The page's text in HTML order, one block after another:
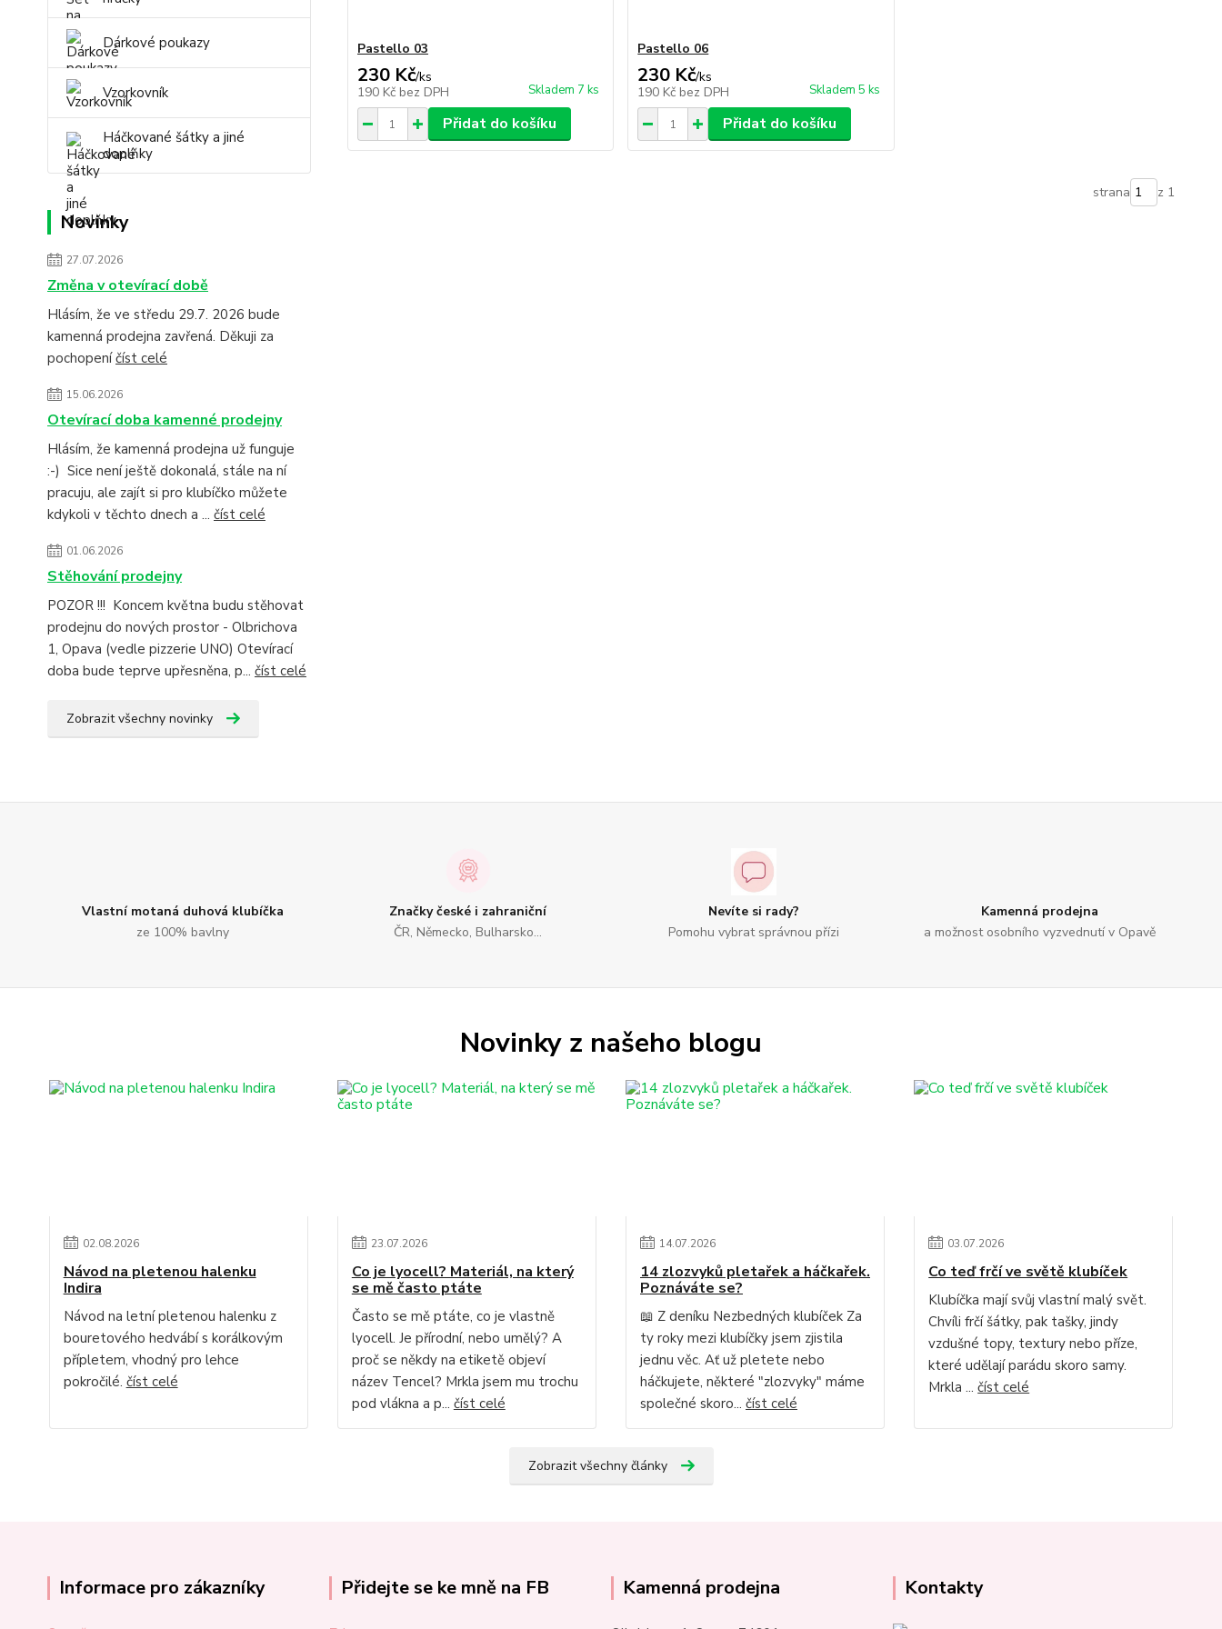
Dárkové poukazy
Vzorkovník
Háčkované šátky a jiné
doplňky
Novinky
27.07.2026
Změna v otevírací době
Hlásím, že ve středu 29.7. 2026 bude
kamenná prodejna zavřená. Děkuji za
pochopeníčíst celé
15.06.2026
Otevírací doba kamenné prodejny
Hlásím, že kamenná prodejna už funguje
:-) Sice není ještě dokonalá, stále na ní
pracuju, ale zajít si pro klubíčko můžete
kdykoli v těchto dnech a ... číst celé
01.06.2026
Stěhování prodejny
POZOR !!! Koncem května budu stěhovat
prodejnu do nových prostor - Olbrichova
1, Opava (vedle pizzerie UNO) Otevírací
doba bude teprve upřesněna, p... číst celé
Zobrazit všechny novinky
Pastello 03
230 Kč/ks
190 Kč bez DPH Skladem 7 ks
Přidat do košíku
Pastello 06
230 Kč/ks
190 Kč bez DPH Skladem 5 ks
Přidat do košíku
strana z 1
Vlastní motaná duhová klubíčka
ze 100% bavlny
Značky české i zahraniční
ČR, Německo, Bulharsko...
Nevíte si rady?
Pomohu vybrat správnou přízi
Kamenná prodejna
a možnost osobního vyzvednutí v Opavě
Novinky z našeho blogu
02.08.2026
Návod na pletenou halenku
Indira
Návod na letní pletenou halenku z
bouretového hedvábí s korálkovým
přípletem, vhodný pro lehce
pokročilé. číst celé
23.07.2026
Co je lyocell? Materiál, na který
se mě často ptáte
Často se mě ptáte, co je vlastně
lyocell. Je přírodní, nebo umělý? A
proč se někdy na etiketě objeví
název Tencel? Mrkla jsem mu trochu
pod vlákna a p... číst celé
14.07.2026
14 zlozvyků pletařek a háčkařek.
Poznáváte se?
📖 Z deníku Nezbedných klubíček Za
ty roky mezi klubíčky jsem zjistila
jednu věc. Ať už pletete nebo
háčkujete, některé "zlozvyky" máme
společné skoro... číst celé
03.07.2026
Co teď frčí ve světě klubíček
Klubíčka mají svůj vlastní malý svět.
Chvíli frčí šátky, pak tašky, jindy
vzdušné topy, textury nebo příze,
které udělají parádu skoro samy.
Mrkla ...číst celé
Zobrazit všechny články
Informace pro zákazníky Přidejte se ke mně na FB Kamenná prodejna Kontakty